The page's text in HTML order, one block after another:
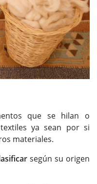
que se hilan o
ya sean por si
materiales.
según su origen